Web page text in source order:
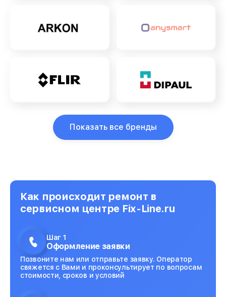
Показать все бренды
Как происходит ремонт в
сервисном центре Fix-Line.ru
Шаг 1
Оформление заявки
Позвоните нам или отправьте заявку. Оператор
свяжется с Вами и проконсультирует по вопросам
стоимости, сроков и условий